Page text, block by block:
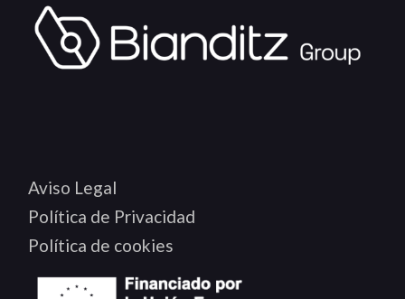
Aviso Legal
Política de Privacidad
Política de cookies